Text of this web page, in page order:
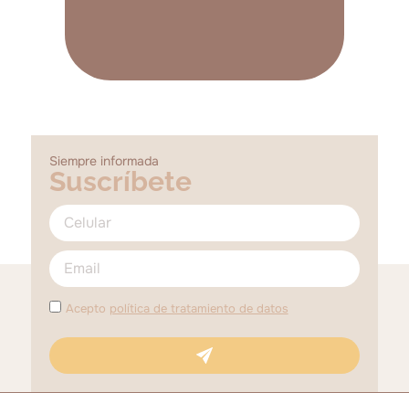
Siempre informada
Suscríbete
Acepto política de tratamiento de datos